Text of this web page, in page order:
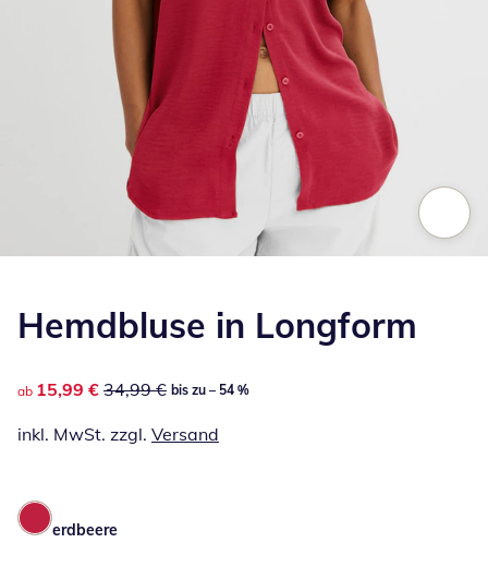
Hemdbluse in Longform
reduzierter Preis 15,99 €, vorheriger Preis: 34,99 €
ab 15,99 € 34,99 € bis zu – 54 %
inkl. MwSt. zzgl. Versand
erdbeere